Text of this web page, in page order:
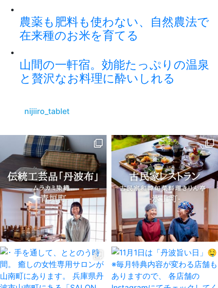
農薬も肥料も使わない、自然農法で
在来種のお米を育てる
山間の一軒宿。効能たっぷりの温泉
と贅沢なお料理に酔いしれる
nijiiro_tablet